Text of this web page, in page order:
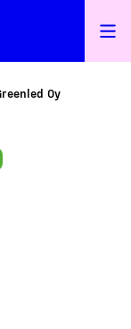
Oy